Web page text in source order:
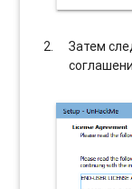
Затем